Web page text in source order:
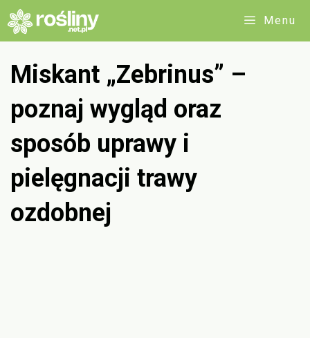
Przejdź
do
Menu
Miskant „Zebrinus” –
poznaj wygląd oraz
sposób uprawy i
pielęgnacji trawy
ozdobnej